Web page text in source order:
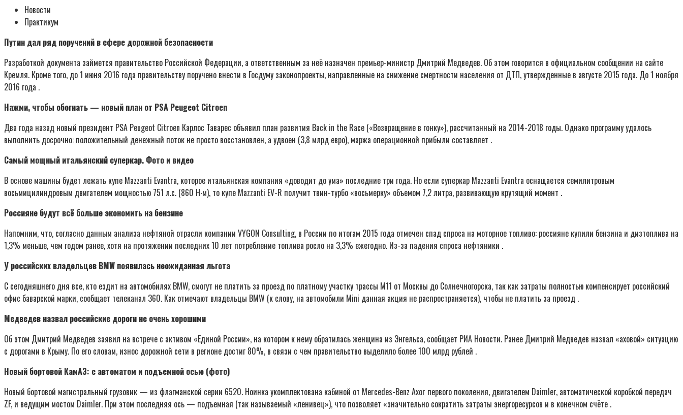
Новости
Практикум
Путин дал ряд поручений в сфере дорожной безопасности
Разработкой документа займется правительство Российской Федерации, а ответственным за неё назначен премьер-министр Дмитрий Медведев. Об этом говорится в официальном сообщении на сайте
Кремля. Кроме того, до 1 июня 2016 года правительству поручено внести в Госдуму законопроекты, направленные на снижение смертности населения от ДТП, утвержденные в августе 2015 года. До 1 ноября
2016 года .
Нажми, чтобы обогнать — новый план от PSA Peugeot Citroen
Два года назад новый президент PSA Peugeot Citroen Карлос Таварес объявил план развития Back in the Race («Возвращение в гонку»), рассчитанный на 2014-2018 годы. Однако программу удалось
выполнить досрочно: положительный денежный поток не просто восстановлен, а удвоен (3,8 млрд евро), маржа операционной прибыли составляет .
Самый мощный итальянский суперкар. Фото и видео
В основе машины будет лежать купе Mazzanti Evantra, которое итальянская компания «доводит до ума» последние три года. Но если суперкар Mazzanti Evantra оснащается семилитровым
восьмицилиндровым двигателем мощностью 751 л.с. (860 Н∙м), то купе Mazzanti EV-R получит твин-турбо «восьмерку» объемом 7,2 литра, развивающую крутящий момент .
Россияне будут всё больше экономить на бензине
Напомним, что, согласно данным анализа нефтяной отрасли компании VYGON Consulting, в России по итогам 2015 года отмечен спад спроса на моторное топливо: россияне купили бензина и дизтоплива на
1,3% меньше, чем годом ранее, хотя на протяжении последних 10 лет потребление топлива росло на 3,3% ежегодно. Из-за падения спроса нефтяники .
У российских владельцев BMW появилась неожиданная льгота
С сегодняшнего дня все, кто ездит на автомобилях BMW, смогут не платить за проезд по платному участку трассы М11 от Москвы до Солнечногорска, так как затраты полностью компенсирует российский
офис баварской марки, сообщает телеканал 360. Как отмечают владельцы BMW (к слову, на автомобили Mini данная акция не распространяется), чтобы не платить за проезд .
Медведев назвал российские дороги не очень хорошими
Об этом Дмитрий Медведев заявил на встрече с активом «Единой России», на котором к нему обратилась женщина из Энгельса, сообщает РИА Новости. Ранее Дмитрий Медведев назвал «аховой» ситуацию
с дорогами в Крыму. По его словам, износ дорожной сети в регионе достиг 80%, в связи с чем правительство выделило более 100 млрд рублей .
Новый бортовой КамАЗ: с автоматом и подъемной осью (фото)
Новый бортовой магистральный грузовик — из флагманской серии 6520. Ноинка укомплектована кабиной от Mercedes-Benz Axor первого поколения, двигателем Daimler, автоматической коробкой передач
ZF, и ведущим мостом Daimler. При этом последняя ось — подъемная (так называемый «ленивец»), что позволяет «значительно сократить затраты энергоресурсов и в конечном счёте .